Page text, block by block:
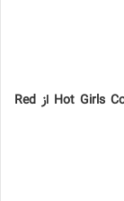
متن و ترجمه موزیک Hot Girls Cold Vibe از Red